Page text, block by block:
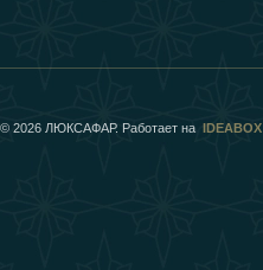
© 2026 ЛЮКСАФАР. Работает на IDEABOX